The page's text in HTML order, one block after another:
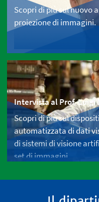
Scopri di più sul nuovo
proiezione di immagini.
Intervista al Prof. Luigi
Scopri di più sul
automatizzata di dati
di sistemi di visione
set di immagini.